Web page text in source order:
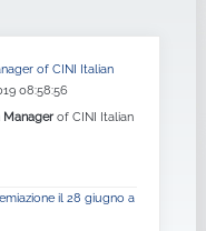
of CINI Italian
08:58:56
Managerof CINI Italian
il 28 giugno a